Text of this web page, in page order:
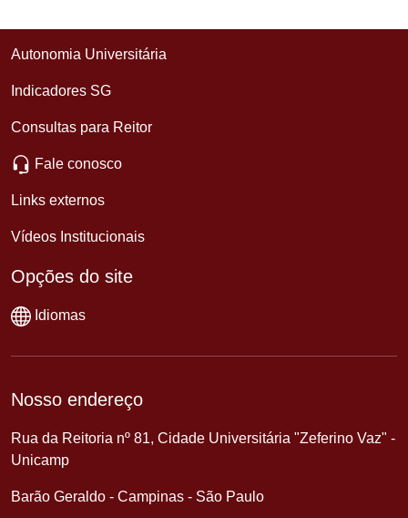
Autonomia Universitária
Indicadores SG
Consultas para Reitor
Fale conosco
Links externos
Vídeos Institucionais
Opções do site
Idiomas
Nosso endereço
Rua da Reitoria nº 81, Cidade Universitária "Zeferino Vaz" -
Unicamp
Barão Geraldo - Campinas - São Paulo